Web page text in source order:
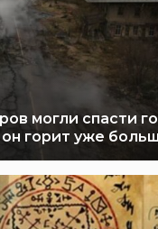
могли спасти
горит уже